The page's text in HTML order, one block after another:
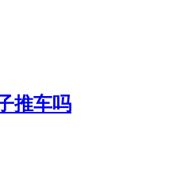
推车吗